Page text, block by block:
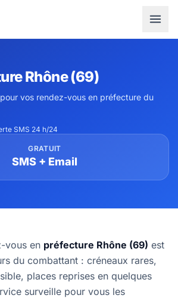
Rhône (69)
vos rendez-vous en préfecture du
SMS 24 h/24
GRATUIT
SMS + Email
vous en préfecture Rhône (69) est
du combattant : créneaux rares,
places reprises en quelques
surveille pour vous les